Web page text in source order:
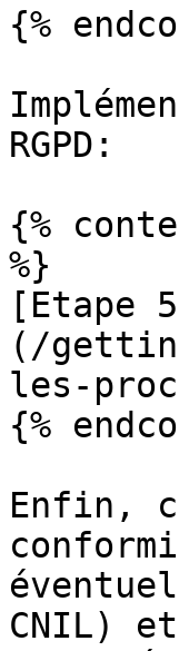
{%
RGPD:
{%
%}
[Etape
(/
les-
{%
Enfin,
CNIL)